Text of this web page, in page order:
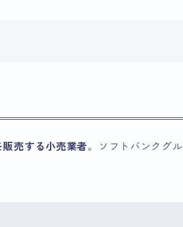
売する小売業者。ソフトバンクグル